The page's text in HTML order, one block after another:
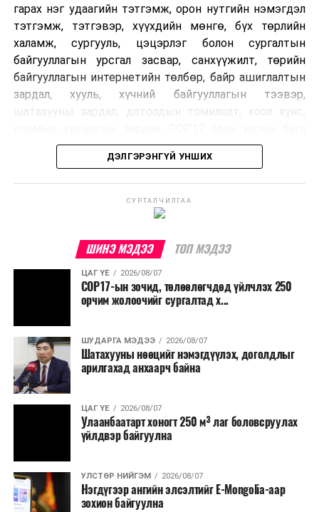
гарах нэг удаагийн тэтгэмж, орон нутгийн нэмэгдэл
тэтгэмж, тэтгэвэр, хүүхдийн мөнгө, бүх төрлийн
халамж, сургууль, цэцэрлэг болон сургалтын
байгууллагын урсгал засвар, санхүүжилт, төрийн
байгууллагын интернетийн төлбөр, байр ашиглалтын
зардал, хууль, хүчний байгууллагын тээвэр,
хурлын зардал, Засгийн газрын өр, орон нутгийн нөөц
хөрөнгийн санхүүжилтийг хэвийн үргэлжлүүлэхээр
шийдвэрлэжээ.
Харин дараах зардлыг хязгаарлахаар болсон байна.
шийдвэртэйгээс бусад хурал, зөвлөгөөн, ой,
тэмдэглэлт өдөр, найр наадам, соёлын арга
Урьдчилан төлөвлөсөн төрийн өндөр албан
тушаалтны томилолтоос бусад гадаад
томилолт, гадаадын зочин хүлээн авах зардал;
Зайлшгүй шаардлагагүй тоног төхөөрөмж,
тавилга, автомашин худалдан авах;
Батлан хамгаалах, хууль зүйн салбараас бусад
Хуулиар заавал мэдээлэхээс бусад кино,
контент, хэвлэлийн зардал;
ДЭЛГЭРЭНГҮЙ УНШИХ
СУРТАЛЧИЛГАА
ШИНЭ МЭДЭЭ ТОП МЭДЭЭ
ЦАГ ҮЕ 2026/08/07
COP17-ын зочид, төлөөлөгчдөд үйлчлэх 250
орчим жолоочийг сургалтад х...
ШУДАРГА МЭДЭЭ 2026/08/07
Шатахууны нөөцийг нэмэгдүүлэх, доголдлыг
арилгахад анхаарч байна
ЦАГ ҮЕ 2026/08/07
Улаанбаатарт хоногт 250 м³ лаг боловсруулах
үйлдвэр байгуулна
УЛСТӨР НИЙГЭМ 2026/08/07
Нэгдүгээр ангийн элсэлтийг E-Mongolia-аар
зохион байгуулна